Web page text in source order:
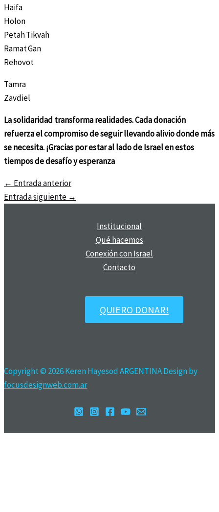
Haifa
Holon
Petah Tikvah
Ramat Gan
Rehovot
Tamra
Zavdiel
La solidaridad transforma realidades. Cada donación
refuerza el compromiso de seguir llevando alivio donde más
se necesita. ¡Gracias por estar al lado de Israel en estos
tiempos de desafío y esperanza
← Entrada anterior
Entrada siguiente →
Institucional
Qué hacemos
Conexión con Israel
Contacto
QUIERO DONAR!
Copyright © 2026 Keren Hayesod ARGENTINA Design by
focusdesignweb.com.ar